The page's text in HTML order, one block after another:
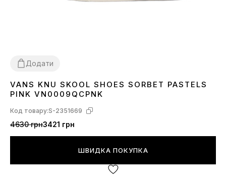
Додати
3637 3839 40 41
VANS KNU SKOOL SHOES SORBET PASTELS
PINK VN0009QCPNK
Код товару:S-2351669
4630 грн3421 грн
ШВИДКА ПОКУПКА